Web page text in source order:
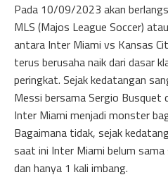
Pada 10/09/2023 akan
MLS (Majos League Soccer)
antara Inter Miami vs Kansas
terus berusaha naik dari dasar
peringkat. Sejak kedatangan
Messi bersama Sergio Busquet
Inter Miami menjadi monster
Bagaimana tidak, sejak
saat ini Inter Miami belum sama
dan hanya 1 kali imbang.